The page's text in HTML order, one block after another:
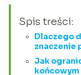
Spis treści:
Dlaczego
znaczenie
Jak